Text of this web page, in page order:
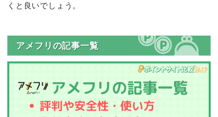
くと良いでしょう。
アメフリの記事一覧